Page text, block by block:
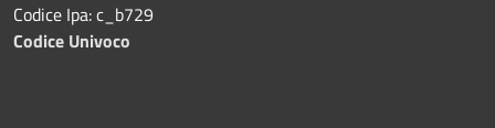
Codice Ipa: c_b729
Codice Univoco